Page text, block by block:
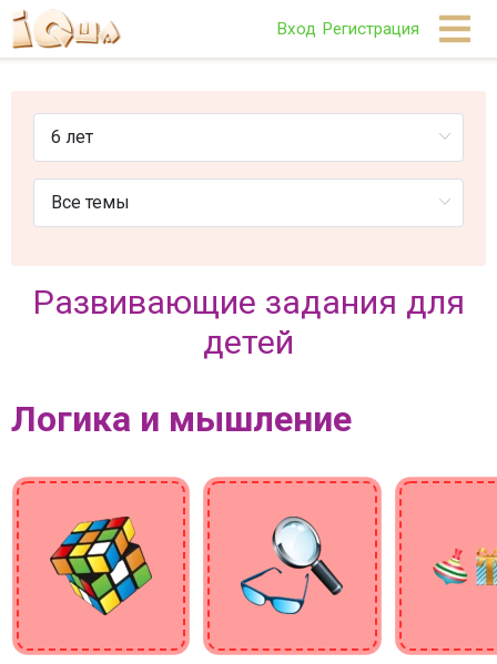
Вход Регистрация
Развивающие задания для
детей
Логика и мышление